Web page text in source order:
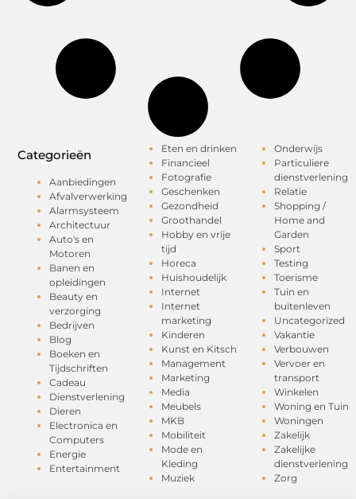
Categorieën
Aanbiedingen
Afvalverwerking
Alarmsysteem
Architectuur
Auto's en
Motoren
Banen en
opleidingen
Beauty en
verzorging
Bedrijven
Blog
Boeken en
Tijdschriften
Cadeau
Dienstverlening
Dieren
Electronica en
Computers
Energie
Entertainment
Eten en drinken
Financieel
Fotografie
Geschenken
Gezondheid
Groothandel
Hobby en vrije
tijd
Horeca
Huishoudelijk
Internet
Internet
marketing
Kinderen
Kunst en Kitsch
Management
Marketing
Media
Meubels
MKB
Mobiliteit
Mode en
Kleding
Muziek
Onderwijs
Particuliere
dienstverlening
Relatie
Shopping /
Home and
Garden
Sport
Testing
Toerisme
Tuin en
buitenleven
Uncategorized
Vakantie
Verbouwen
Vervoer en
transport
Winkelen
Woning en Tuin
Woningen
Zakelijk
Zakelijke
dienstverlening
Zorg